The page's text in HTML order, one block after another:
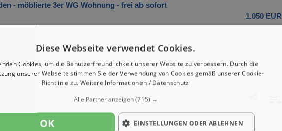
- möblierte 3er WG Wohnung - frei ab sofort
1.050 EUR
Diese Webseite verwendet Cookies.
Cookies, um die Benutzerfreundlichkeit unserer Website zu verbessern. Durch die
unserer Webseite stimmen Sie der Verwendung von Cookies gemäß unserer Cookie-
Richtlinie zu. Weitere Informationen / Datenschutz
Alle Partner anzeigen(715) →
OK EINSTELLUNGEN ODER ABLEHNEN